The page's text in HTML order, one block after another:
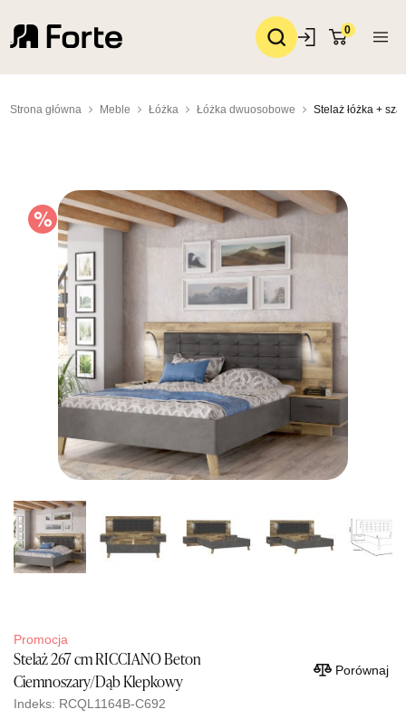
0
Strona główna Meble Łóżka Łóżka dwuosobowe Stelaż łóżka +
Promocja
Stelaż 267 cm RICCIANO Beton
Ciemnoszary/Dąb Klepkowy
Indeks: RCQL1164B-C692
Porównaj